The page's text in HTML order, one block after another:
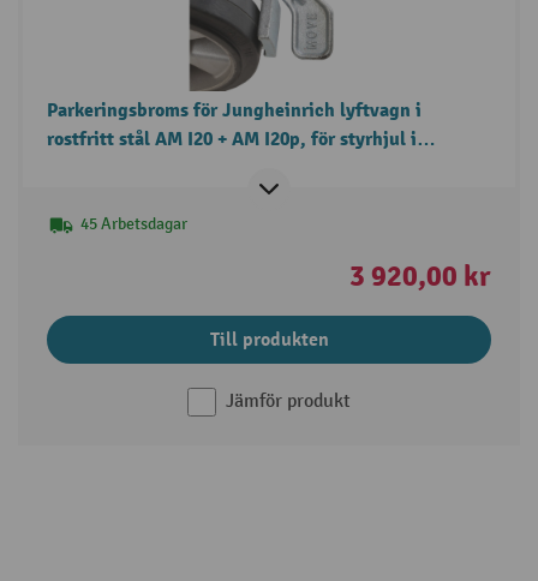
Parkeringsbroms för Jungheinrich lyftvagn i
rostfritt stål AM I20 + AM I20p, för styrhjul i
45 Arbetsdagar
3 920,00 kr
Till produkten
Jämför produkt